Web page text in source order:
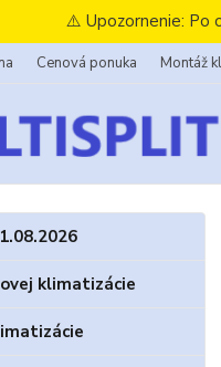
⚠️ Upozornenie: Po
Cenová ponuka Montáž
klimatizácie